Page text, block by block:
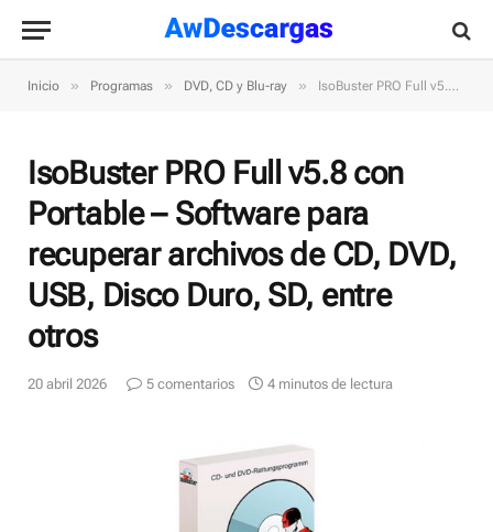
Inicio » Programas » DVD, CD y Blu-ray » IsoBuster PRO Full v5.8 con Portable – Software para recuperar archivos de CD, DVD, USB, Disco Duro, SD, entre otros
IsoBuster PRO Full v5.8 con
Portable – Software para
recuperar archivos de CD, DVD,
USB, Disco Duro, SD, entre
otros
20 abril 2026 5 comentarios 4 minutos de lectura